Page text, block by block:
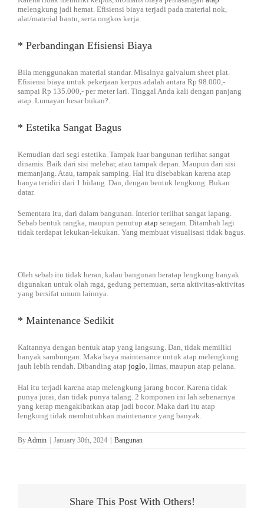
melengkung jadi hemat. Efisiensi biaya terjadi pada material nok,
alat/material bantu, serta ongkos kerja.
* Perbandingan Efisiensi Biaya
Bila menggunakan material standar. Misalnya galvalum sheet plat.
Efisiensi biaya untuk pekerjaan kerpus adalah antara Rp 98.000,-
sampai Rp 135.000,- per meter lari. Tinggal Anda kali dengan panjang
atap. Lumayan besar bukan?.
* Estetika Sangat Bagus
Kemudian dari segi estetika. Tampak luar bangunan terlihat sangat
dinamis. Baik dari sisi melebar, atau tampak depan. Maupun dari sisi
memanjang. Atau, tampak samping. Hal itu disebabkan karena atap
hanya teridiri dari 1 bidang. Dan, dengan bentuk lengkung. Bukan
datar.
Sementara itu, dari dalam bangunan. Interior terlihat sangat lapang.
Sebab bentuk rangka, maupun penutup atap seragam. Ditambah lagi
tidak terdapat lekukan-lekukan. Yang membuat visualisasi tidak bagus.
Oleh sebab itu tidak heran, kalau bangunan beratap lengkung banyak
digunakan untuk olah raga, gedung pertemuan, serta aktivitas-aktivitas
yang bersifat umum lainnya.
* Maintenance Sedikit
Kaitannya dengan bentuk atap yang langsung. Dan, tidak memiliki
banyak sambungan. Maka baya maintenance untuk atap melengkung
jauh lebih rendah. Dibanding atap joglo , limas, maupun atap pelana.
Hal itu terjadi karena atap melengkung jarang bocor. Karena tidak
punya jurai, dan tidak punya talang. 2 komponen ini lah sebenarnya
yang kerap mengakibatkan atap jadi bocor. Maka dari itu atap
lengkung tidak membutuhkan maintenance yang banyak.
By Admin | January 30th, 2024 | Bangunan
Share This Post With Others!